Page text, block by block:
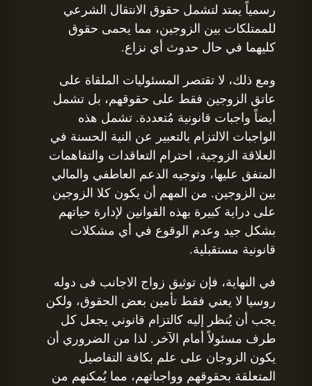
رسمياً يمتد لتشمل حقوق الانتقال الشرعي
للممتلكات بين الزوجين، مما يحمى حقوق
كليهما في حال حدوث أي نزاع.
ومع ذلك، لا تقتصر المسئوليات الملقاة على
عاتق الزوجين فقط على حقوقهم، بل تشمل
أيضاً واجبات قانونية مُتعددة. تشمل هذه
الواجبات الالتزام بالتعبير عن النية الحسنة في
العلاقة الزوجية، احترام التعاقدات والتفاهمات
المتفق عليها، وتوجيه الدعم العاطفي والمالي
بين الزوجين. من المهم أن يكون كلا الزوجين
على دراية كبيرة بهذه القوانين لإدارة حياتهم
بشكل جيد وعدم الوقوع في أي مشكلات
قانونية مستقبلية.
في النهاية، فإن توثيق زواج الاجانب فى دوله
روسيا لا يعني فقط تأمين بعض الحقوق، ولكن
يجب أن يُنظر إليه كالتزام قانوني يجعل كل
طرف مسئولاً أمام الآخر. لذا من الضروري أن
يكون الزوجان على علم بكافة التفاصيل
المتعلقة بحقوقهم وواجباتهم، مما يُمكنهم من